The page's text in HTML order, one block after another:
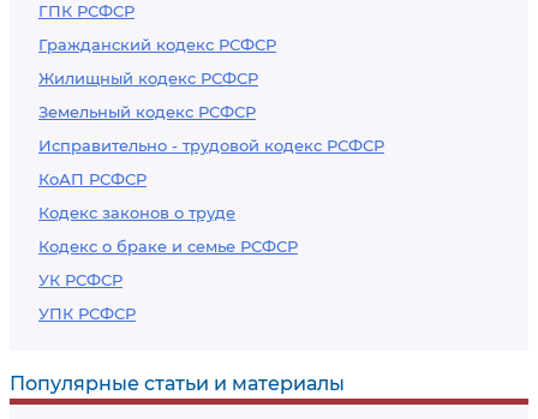
ГПК РСФСР
Гражданский кодекс РСФСР
Жилищный кодекс РСФСР
Земельный кодекс РСФСР
Исправительно - трудовой кодекс РСФСР
КоАП РСФСР
Кодекс законов о труде
Кодекс о браке и семье РСФСР
УК РСФСР
УПК РСФСР
Популярные статьи и материалы